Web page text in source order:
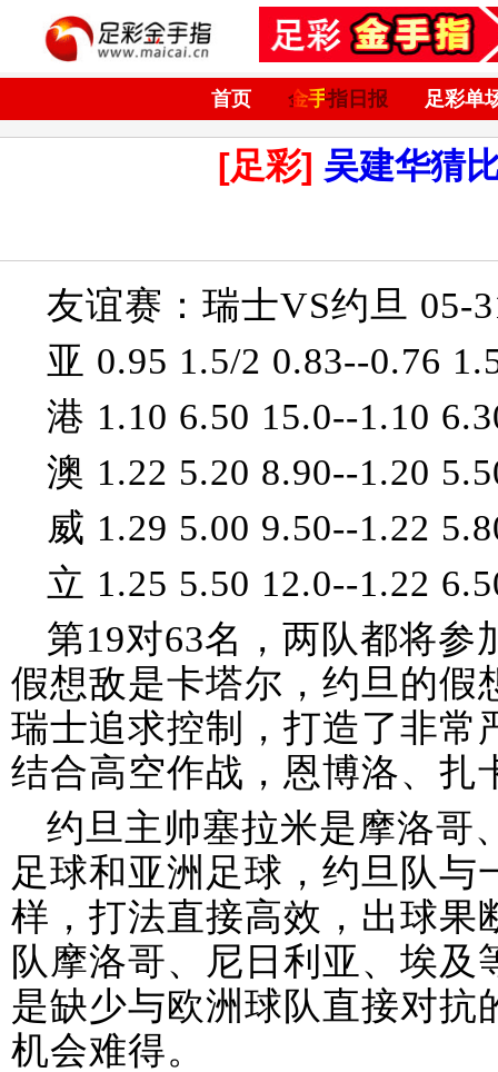
首页 金手指日报 足彩单
[足彩] 吴建华猜
友谊赛：瑞士VS约旦 05-
亚 0.95 1.5/2 0.83--0.76
港 1.10 6.50 15.0--1.10
澳 1.22 5.20 8.90--1.20
威 1.29 5.00 9.50--1.22
立 1.25 5.50 12.0--1.22
第19对63名，两队都将
假想敌是卡塔尔，约旦的假
瑞士追求控制，打造了非常
结合高空作战，恩博洛、扎
约旦主帅塞拉米是摩洛哥
足球和亚洲足球，约旦队
样，打法直接高效，出球果
队摩洛哥、尼日利亚、埃
是缺少与欧洲球队直接对抗
机会难得。